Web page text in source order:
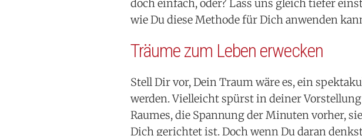
doch einfach, oder? Lass uns gleich tiefer
wie Du diese Methode für Dich anwenden
Träume zum Leben erwecken
Stell Dir vor, Dein Traum wäre es, ein
werden. Vielleicht spürst in deiner
Raumes, die Spannung der Minuten vorher,
Dich gerichtet ist. Doch wenn Du daran